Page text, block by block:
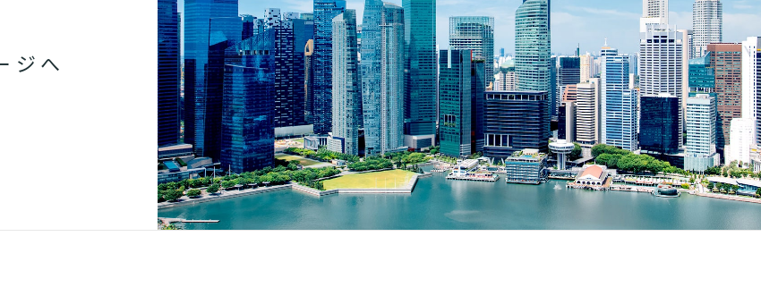
ジ へ